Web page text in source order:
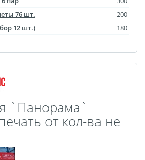
76 шт.
200
12 шт.)
180
`Панорама`
от кол-ва не